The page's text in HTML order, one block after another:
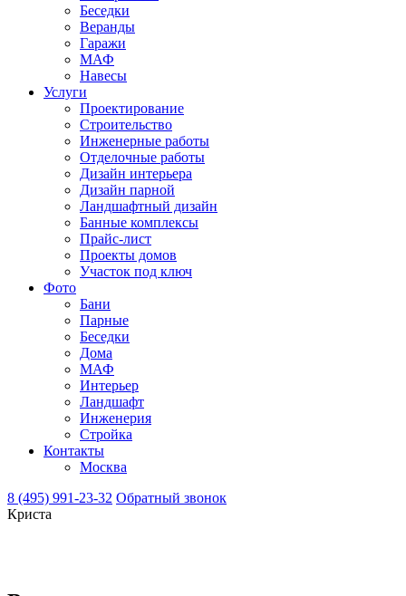
Беседки
Веранды
Гаражи
МАФ
Навесы
Услуги
Проектирование
Строительство
Инженерные работы
Отделочные работы
Дизайн интерьера
Дизайн парной
Ландшафтный дизайн
Банные комплексы
Прайс-лист
Проекты домов
Участок под ключ
Фото
Бани
Парные
Беседки
Дома
МАФ
Интерьер
Ландшафт
Инженерия
Стройка
Контакты
Москва
8 (495) 991-23-32 Обратный звонок
Криста